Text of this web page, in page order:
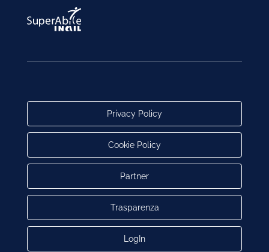
Privacy Policy
Cookie Policy
Partner
Trasparenza
LogIn